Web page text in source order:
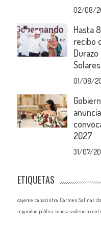
02/08/
Hasta
recibo
01/08/
2027
31/07/
ETIQUETAS
cajeme canacintra Carmen Salinas
seguridad pública sonora violencia